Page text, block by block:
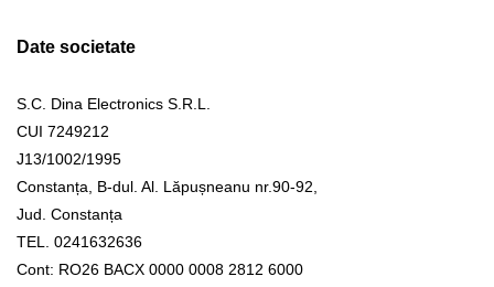
Date societate
S.C. Dina Electronics S.R.L.
CUI 7249212
J13/1002/1995
Constanța, B-dul. Al. Lăpușneanu nr.90-92,
Jud. Constanța
TEL. 0241632636
Cont: RO26 BACX 0000 0008 2812 6000